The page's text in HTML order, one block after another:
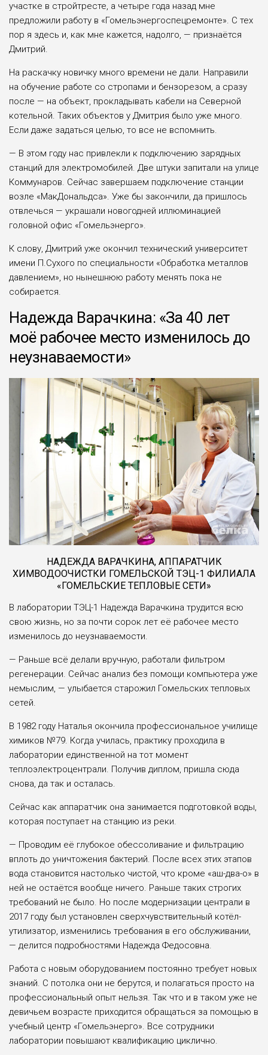
участке в стройтресте, а четыре года назад мне
предложили работу в «Гомельэнергоспецремонте». С тех
пор я здесь и, как мне кажется, надолго, — признаётся
Дмитрий.
На раскачку новичку много времени не дали. Направили
на обучение работе со стропами и бензорезом, а сразу
после — на объект, прокладывать кабели на Северной
котельной. Таких объектов у Дмитрия было уже много.
Если даже задаться целью, то все не вспомнить.
— В этом году нас привлекли к подключению зарядных
станций для электромобилей. Две штуки запитали на улице
Коммунаров. Сейчас завершаем подключение станции
возле «МакДональдса». Уже бы закончили, да пришлось
отвлечься — украшали новогодней иллюминацией
головной офис «Гомельэнерго».
К слову, Дмитрий уже окончил технический университет
имени П.Сухого по специальности «Обработка металлов
давлением», но нынешнюю работу менять пока не
собирается.
Надежда Варачкина: «За 40 лет
моё рабочее место изменилось до
неузнаваемости»
НАДЕЖДА ВАРАЧКИНА, АППАРАТЧИК
ХИМВОДООЧИСТКИ ГОМЕЛЬСКОЙ ТЭЦ-1 ФИЛИАЛА
«ГОМЕЛЬСКИЕ ТЕПЛОВЫЕ СЕТИ»
В лаборатории ТЭЦ-1 Надежда Варачкина трудится всю
свою жизнь, но за почти сорок лет её рабочее место
изменилось до неузнаваемости.
— Раньше всё делали вручную, работали фильтром
регенерации. Сейчас анализ без помощи компьютера уже
немыслим, — улыбается старожил Гомельских тепловых
сетей.
В 1982 году Наталья окончила профессиональное училище
химиков №79. Когда училась, практику проходила в
лаборатории единственной на тот момент
теплоэлектроцентрали. Получив диплом, пришла сюда
снова, да так и осталась.
Сейчас как аппаратчик она занимается подготовкой воды,
которая поступает на станцию из реки.
— Проводим её глубокое обессоливание и фильтрацию
вплоть до уничтожения бактерий. После всех этих этапов
вода становится настолько чистой, что кроме «аш-два-о» в
ней не остаётся вообще ничего. Раньше таких строгих
требований не было. Но после модернизации централи в
2017 году был установлен сверхчувствительный котёл-
утилизатор, изменились требования в его обслуживании,
— делится подробностями Надежда Федосовна.
Работа с новым оборудованием постоянно требует новых
знаний. С потолка они не берутся, и полагаться просто на
профессиональный опыт нельзя. Так что и в таком уже не
девичьем возрасте приходится обращаться за помощью в
учебный центр «Гомельэнерго». Все сотрудники
лаборатории повышают квалификацию циклично.